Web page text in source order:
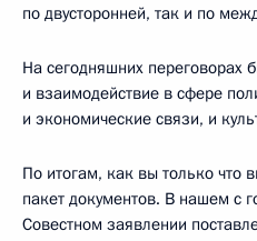
по двусторонней, так и по
На сегодняшних переговорах
и взаимодействие в сфере
и экономические связи, и
По итогам, как вы только что
пакет документов. В нашем с
Совестном заявлении